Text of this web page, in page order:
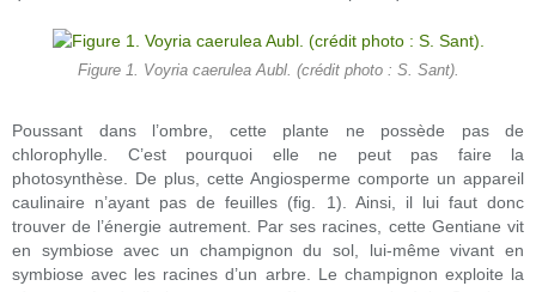
Figure 1. Voyria caerulea Aubl. (crédit photo : S. Sant).
Poussant dans l’ombre, cette plante ne possède pas de
chlorophylle. C’est pourquoi elle ne peut pas faire la
photosynthèse. De plus, cette Angiosperme comporte un appareil
caulinaire n’ayant pas de feuilles (fig. 1). Ainsi, il lui faut donc
trouver de l’énergie autrement. Par ses racines, cette Gentiane vit
en symbiose avec un champignon du sol, lui-même vivant en
symbiose avec les racines d’un arbre. Le champignon exploite la